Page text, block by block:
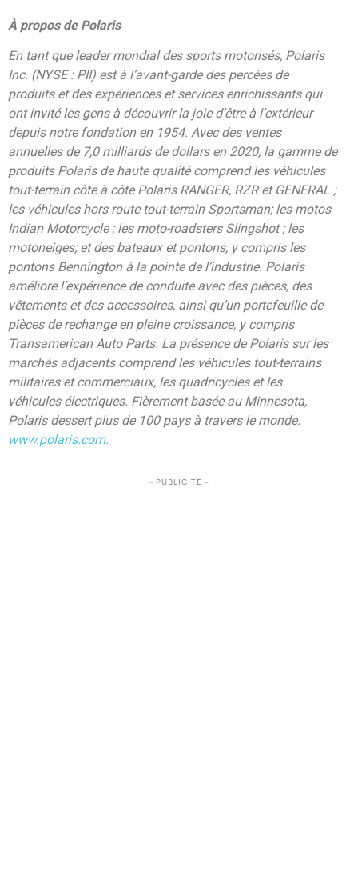
À propos de Polaris
En tant que leader mondial des sports motorisés, Polaris
Inc. (NYSE : PII) est à l’avant-garde des percées de
produits et des expériences et services enrichissants qui
ont invité les gens à découvrir la joie d’être à l’extérieur
depuis notre fondation en 1954. Avec des ventes
annuelles de 7,0 milliards de dollars en 2020, la gamme de
produits Polaris de haute qualité comprend les véhicules
tout-terrain côte à côte Polaris RANGER, RZR et GENERAL ;
les véhicules hors route tout-terrain Sportsman; les motos
Indian Motorcycle ; les moto-roadsters Slingshot ; les
motoneiges; et des bateaux et pontons, y compris les
pontons Bennington à la pointe de l’industrie. Polaris
améliore l’expérience de conduite avec des pièces, des
vêtements et des accessoires, ainsi qu’un portefeuille de
pièces de rechange en pleine croissance, y compris
Transamerican Auto Parts. La présence de Polaris sur les
marchés adjacents comprend les véhicules tout-terrains
militaires et commerciaux, les quadricycles et les
véhicules électriques. Fièrement basée au Minnesota,
Polaris dessert plus de 100 pays à travers le monde.
www.polaris.com.
– PUBLICITÉ –